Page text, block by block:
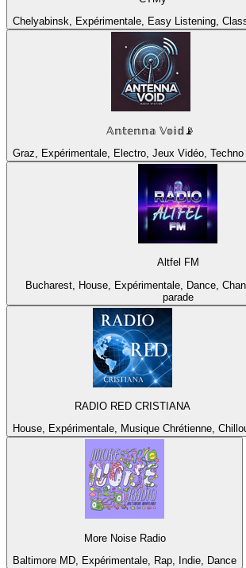
Chelyabinsk, Expérimentale, Easy Listening,
𝔸𝕟𝕥𝕖𝕟𝕟𝕒 𝕍𝕠𝕚𝕕📡
Graz, Expérimentale, Electro, Jeux Vidéo, Techno
Altfel FM
Bucharest, House, Expérimentale, Dance,
parade
RADIO RED CRISTIANA
House, Expérimentale, Musique Chrétienne,
More Noise Radio
Baltimore MD, Expérimentale, Rap, Indie, Dance